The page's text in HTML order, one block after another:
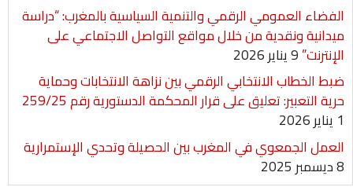
الفضاء العمومي الرقمي والتنمية السياسية بالمغرب: “دراسة
ميدانية ونقدية من خلال مواقع التواصل الاجتماعي على
الإنترنت”9 يناير 2026
ضبط الخطاب الانتخابي الرقمي بين نزاهة الانتخابات وحماية
حرية التعبير: تعليق على قرار المحكمة الدستورية رقم 259/25
1 يناير 2026
العمل الجمعوي في المغرب بين الحصيلة وتحدي الإستمرارية
8 ديسمبر 2025